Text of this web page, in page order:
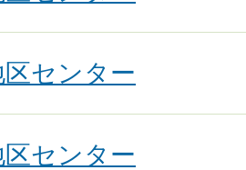
センター
センター